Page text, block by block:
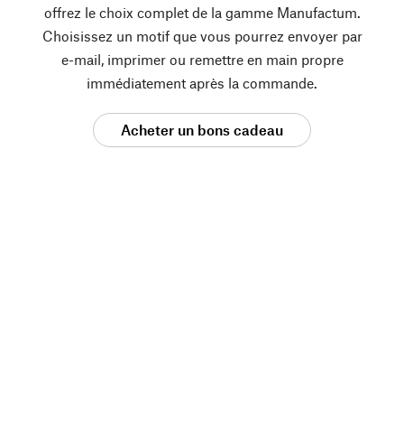
offrez le choix complet de la gamme Manufactum.
Choisissez un motif que vous pourrez envoyer par
e-mail, imprimer ou remettre en main propre
immédiatement après la commande.
Acheter un bons cadeau